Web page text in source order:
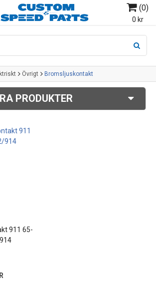
(0)
0 kr
Övrigt Bromsljuskontakt
PRODUKTER
911 65-